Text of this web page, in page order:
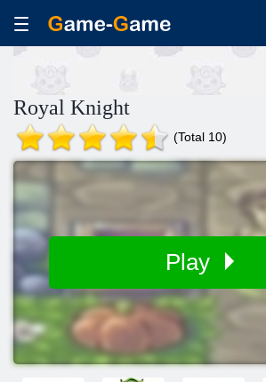
Royal Knight
(Total 10)
Play